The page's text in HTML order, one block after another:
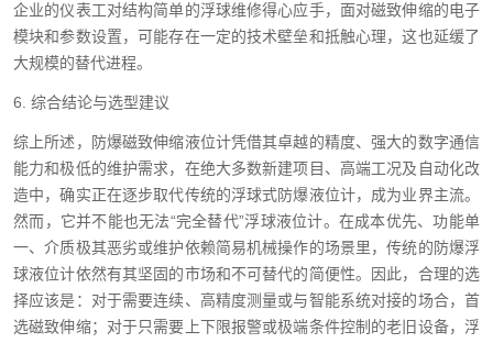
企业的仪表工对结构简单的浮球维修得心应手，面对磁致伸缩的电子
模块和参数设置，可能存在一定的技术壁垒和抵触心理，这也延缓了
大规模的替代进程。
6. 综合结论与选型建议
综上所述，防爆磁致伸缩液位计凭借其卓越的精度、强大的数字通信
能力和极低的维护需求，在绝大多数新建项目、高端工况及自动化改
造中，确实正在逐步取代传统的浮球式防爆液位计，成为业界主流。
然而，它并不能也无法“完全替代”浮球液位计。在成本优先、功能单
一、介质极其恶劣或维护依赖简易机械操作的场景里，传统的防爆浮
球液位计依然有其坚固的市场和不可替代的简便性。因此，合理的选
择应该是：对于需要连续、高精度测量或与智能系统对接的场合，首
选磁致伸缩；对于只需要上下限报警或极端条件控制的老旧设备，浮